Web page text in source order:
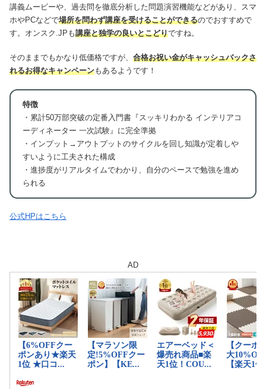
講義ムービーや、過去問を徹底分析した問題演習機能などがあり、スマ
ホやPCなどで場所を問わず講座を受けることができるのでおすすめで
す。オンスク.JPも講座と独学の良いとこどりですね。
そのままでもかなり低価格ですが、 合格お祝い金がキャッシュバックさ
れるお得なキャンペーンもあるようです！
特徴
・累計50万部突破の定番入門書『スッキリわかる インテリアコ
ーディネーター 一次試験』に完全準拠
・インプット→アウトプットのサイクルを回し知識が定着しや
すいように工夫された構成
・進捗度がリアルタイムでわかり、自分のペースで勉強を進め
られる
公式HPはこちら
AD